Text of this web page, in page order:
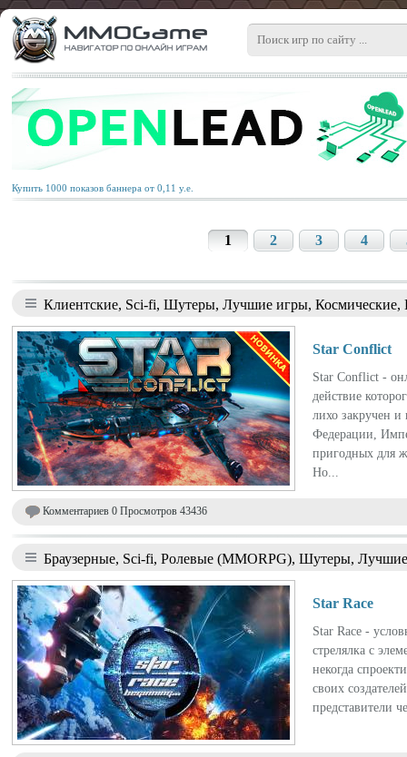
Купить 1000 показов баннера от 0,11 у.е.
1 2 3 4
Клиентские, Sci-fi, Шутеры, Лучшие игры, Космические,
Star Conflict
Star Conflict -
действие
лихо закручен и
Федерации,
пригодных для
Но...
Комментариев 0 Просмотров 43436
Браузерные, Sci-fi, Ролевые (MMORPG), Шутеры,
Star Race
Star Race -
стрелялка с
некогда
своих
представители